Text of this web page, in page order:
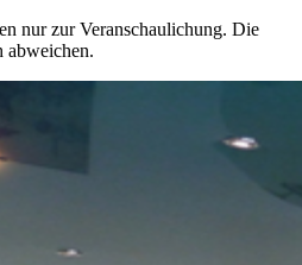
nur zur Veranschaulichung. Die
abweichen.